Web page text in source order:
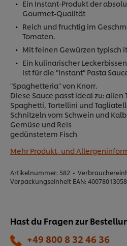
Ein Instant-Produkt der
Gourmet-Qualität
Reich und fruchtig im
Tomaten.
Mit feinen Gewürzen typisch
Ein kulinarischer
ist für die "instant" Pasta
"Spaghetteria" von Knorr.
Diese Sauce passt ideal zu: allen
Spaghetti, Tortellini und
Schnitzeln vom Schwein und Kalb
Gemüse und Reis
gedünstetem Fisch
Mehr Produkt- und
Artikelnummer: 582 •
Verpackungseinheit EAN:
Hast du Fragen zur
+49 800 8 32 46 36